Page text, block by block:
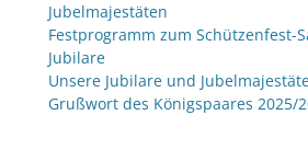
Jubelmajestäten
Festprogramm zum Schützenfest-
Jubilare
Unsere Jubilare und
Grußwort des Königspaares 2025/